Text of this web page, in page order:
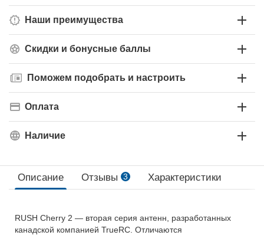
Наши преимущества
Скидки и бонусные баллы
Поможем подобрать и настроить
Оплата
Наличие
Описание Отзывы 3 Характеристики
RUSH Cherry 2 — вторая серия антенн, разработанных
канадской компанией TrueRC. Отличаются